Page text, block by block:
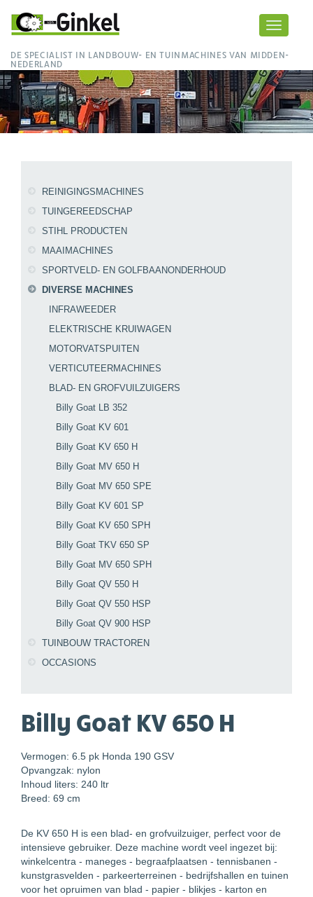
Toggle
DE SPECIALIST IN LANDBOUW- EN TUINMACHINES VAN MIDDEN-
NEDERLAND
REINIGINGSMACHINES
TUINGEREEDSCHAP
STIHL PRODUCTEN
MAAIMACHINES
SPORTVELD- EN GOLFBAANONDERHOUD
DIVERSE MACHINES
INFRAWEEDER
ELEKTRISCHE KRUIWAGEN
MOTORVATSPUITEN
VERTICUTEERMACHINES
BLAD- EN GROFVUILZUIGERS
Billy Goat LB 352
Billy Goat KV 601
Billy Goat KV 650 H
Billy Goat MV 650 H
Billy Goat MV 650 SPE
Billy Goat KV 601 SP
Billy Goat KV 650 SPH
Billy Goat TKV 650 SP
Billy Goat MV 650 SPH
Billy Goat QV 550 H
Billy Goat QV 550 HSP
Billy Goat QV 900 HSP
TUINBOUW TRACTOREN
OCCASIONS
Billy Goat KV 650 H
Vermogen: 6.5 pk Honda 190 GSV
Opvangzak: nylon
Inhoud liters: 240 ltr
Breed: 69 cm
De KV 650 H is een blad- en grofvuilzuiger, perfect voor de
intensieve gebruiker. Deze machine wordt veel ingezet bij:
winkelcentra - maneges - begraafplaatsen - tennisbanen -
kunstgrasvelden - parkeerterreinen - bedrijfshallen en tuinen
voor het opruimen van blad - papier - blikjes - karton en